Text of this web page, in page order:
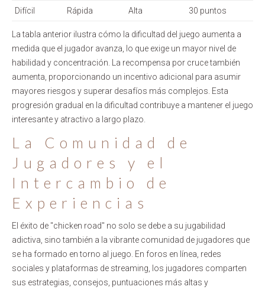
Difícil Rápida Alta 30 puntos
La tabla anterior ilustra cómo la dificultad del juego aumenta a
medida que el jugador avanza, lo que exige un mayor nivel de
habilidad y concentración. La recompensa por cruce también
aumenta, proporcionando un incentivo adicional para asumir
mayores riesgos y superar desafíos más complejos. Esta
progresión gradual en la dificultad contribuye a mantener el juego
interesante y atractivo a largo plazo.
La Comunidad de
Jugadores y el
Intercambio de
Experiencias
El éxito de "chicken road" no solo se debe a su jugabilidad
adictiva, sino también a la vibrante comunidad de jugadores que
se ha formado en torno al juego. En foros en línea, redes
sociales y plataformas de streaming, los jugadores comparten
sus estrategias, consejos, puntuaciones más altas y